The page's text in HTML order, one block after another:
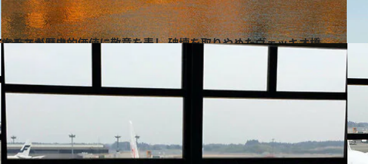
2015.5.5
ナチスが歴史的価値に敬意を表し 破壊を取りやめたヴェッキオ橋
旅＆お出かけ